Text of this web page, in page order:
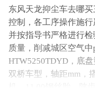
东风天龙抑尘车去哪
控制，各工序操作施
并按指导书严格进行
质量，削减城区空气
HTW5250TDYD，底
双桥车型，轴距mm，
桥，原厂冷暖空调，